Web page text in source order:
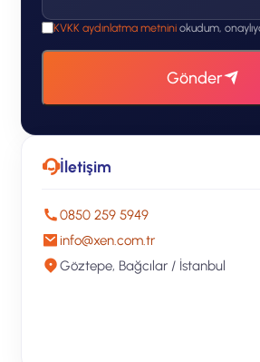
KVKK aydınlatma metnini okudum,
Gönder
İletişim
0850 259 5949
info@xen.com.tr
Göztepe, Bağcılar / İstanbul